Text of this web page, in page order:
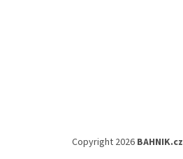
Copyright 2026 BAHNIK.cz